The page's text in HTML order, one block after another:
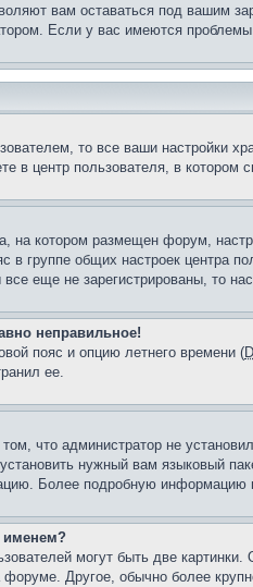
вам оставаться под вашим
Если у вас имеются
то все ваши настройки
в центр пользователя, в котором
на котором размещен форум,
в группе общих настроек центра
еще не зарегистрированы, то
неправильное!
пояс и опцию летнего времени (
ее.
том, что администратор не
нужный вам языковый
Более подробную
именем?
могут быть две
Другое, обычно более